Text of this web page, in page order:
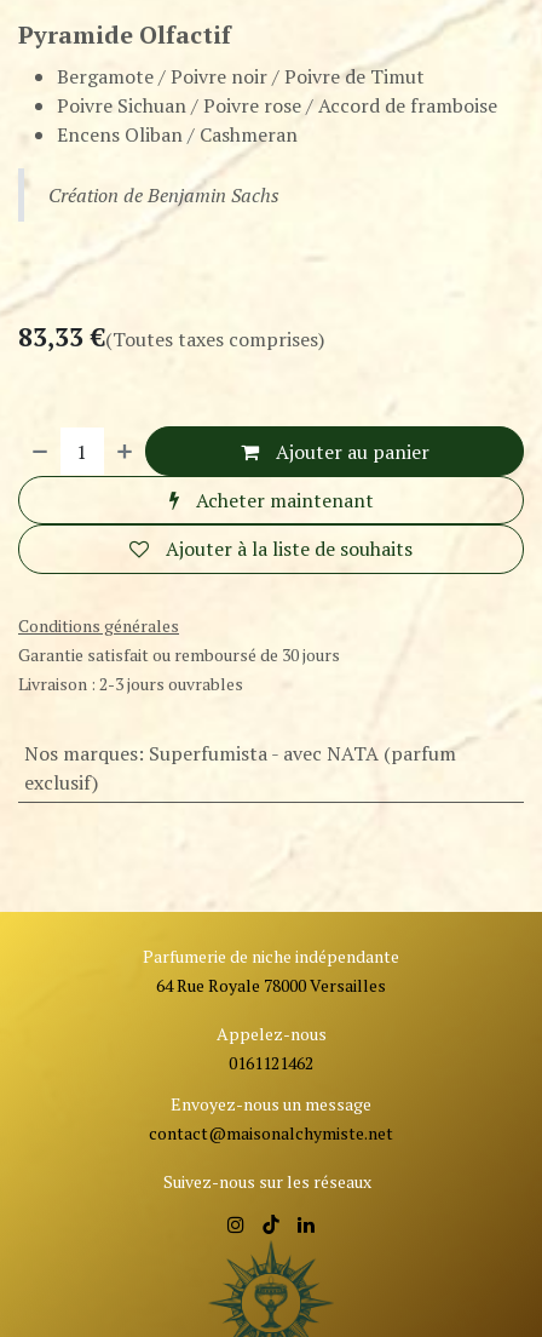
Pyramide Olfactif
Bergamote / Poivre noir / Poivre de Timut
Poivre Sichuan / Poivre rose / Accord de framboise
Encens Oliban / Cashmeran
Création de Benjamin Sachs
83,33€(Toutes taxes comprises)
Ajouter au panier
Acheter maintenant
Ajouter à la liste de souhaits
Conditions générales
Garantie satisfait ou remboursé de 30 jours
Livraison : 2-3 jours ouvrables
Nos marques: Superfumista - avec NATA (parfum
exclusif)
Parfumerie de niche indépendante
64 Rue Royale 78000 Versailles
Appelez-nous
0161121462
Envoyez-nous un message
contact@maisonalchymiste.net
Suivez-nous sur les réseaux